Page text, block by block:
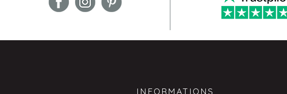
INFORMATIONS